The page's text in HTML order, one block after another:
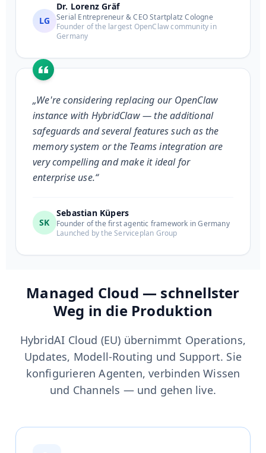
LG
Dr. Lorenz Gräf
Serial Entrepreneur & CEO Startplatz Cologne
Founder of the largest OpenClaw community in
Germany
„We're considering replacing our OpenClaw
instance with HybridClaw — the additional
safeguards and several features such as the
memory system or the Teams integration are
very compelling and make it ideal for
enterprise use.“
SK
Sebastian Küpers
Founder of the first agentic framework in Germany
Launched by the Serviceplan Group
Managed Cloud — schnellster
Weg in die Produktion
HybridAI Cloud (EU) übernimmt Operations,
Updates, Modell-Routing und Support. Sie
konfigurieren Agenten, verbinden Wissen
und Channels — und gehen live.